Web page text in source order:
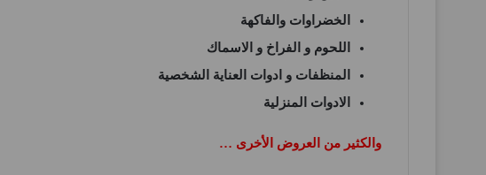
الخضراوات والفاكهة
اللحوم و الفراخ و الاسماك
المنظفات و ادوات العناية الشخصية
الادوات المنزلية
والكثير من العروض الأخرى …